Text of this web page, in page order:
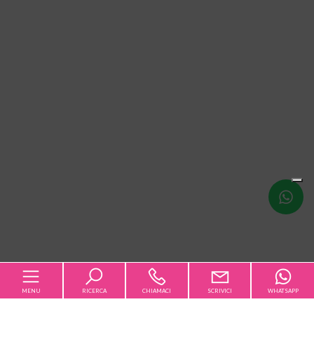
MENU RICERCA CHIAMACI SCRIVICI WHATSAPP
Scrivici